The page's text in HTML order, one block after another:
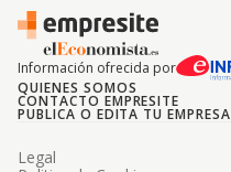
Información ofrecida por
QUIENES SOMOS
CONTACTO EMPRESITE
PUBLICA O EDITA TU EMPRESA
Legal